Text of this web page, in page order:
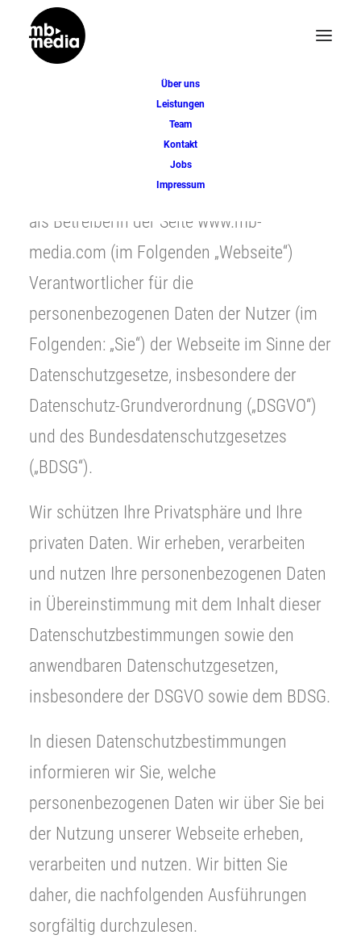
Über uns
Leistungen
Team
Kontakt
Jobs
Impressum
Datenschutzerklärung
Die mb-media Live GmbH, Kampstraße 4,
20357 Hamburg (im Folgenden: „Wir“), ist
als Betreiberin der Seite www.mb-
media.com (im Folgenden „Webseite“)
Verantwortlicher für die
personenbezogenen Daten der Nutzer (im
Folgenden: „Sie“) der Webseite im Sinne der
Datenschutzgesetze, insbesondere der
Datenschutz-Grundverordnung („DSGVO“)
und des Bundesdatenschutzgesetzes
(„BDSG“).
Wir schützen Ihre Privatsphäre und Ihre
privaten Daten. Wir erheben, verarbeiten
und nutzen Ihre personenbezogenen Daten
in Übereinstimmung mit dem Inhalt dieser
Datenschutzbestimmungen sowie den
anwendbaren Datenschutzgesetzen,
insbesondere der DSGVO sowie dem BDSG.
In diesen Datenschutzbestimmungen
informieren wir Sie, welche
personenbezogenen Daten wir über Sie bei
der Nutzung unserer Webseite erheben,
verarbeiten und nutzen. Wir bitten Sie
daher, die nachfolgenden Ausführungen
sorgfältig durchzulesen.